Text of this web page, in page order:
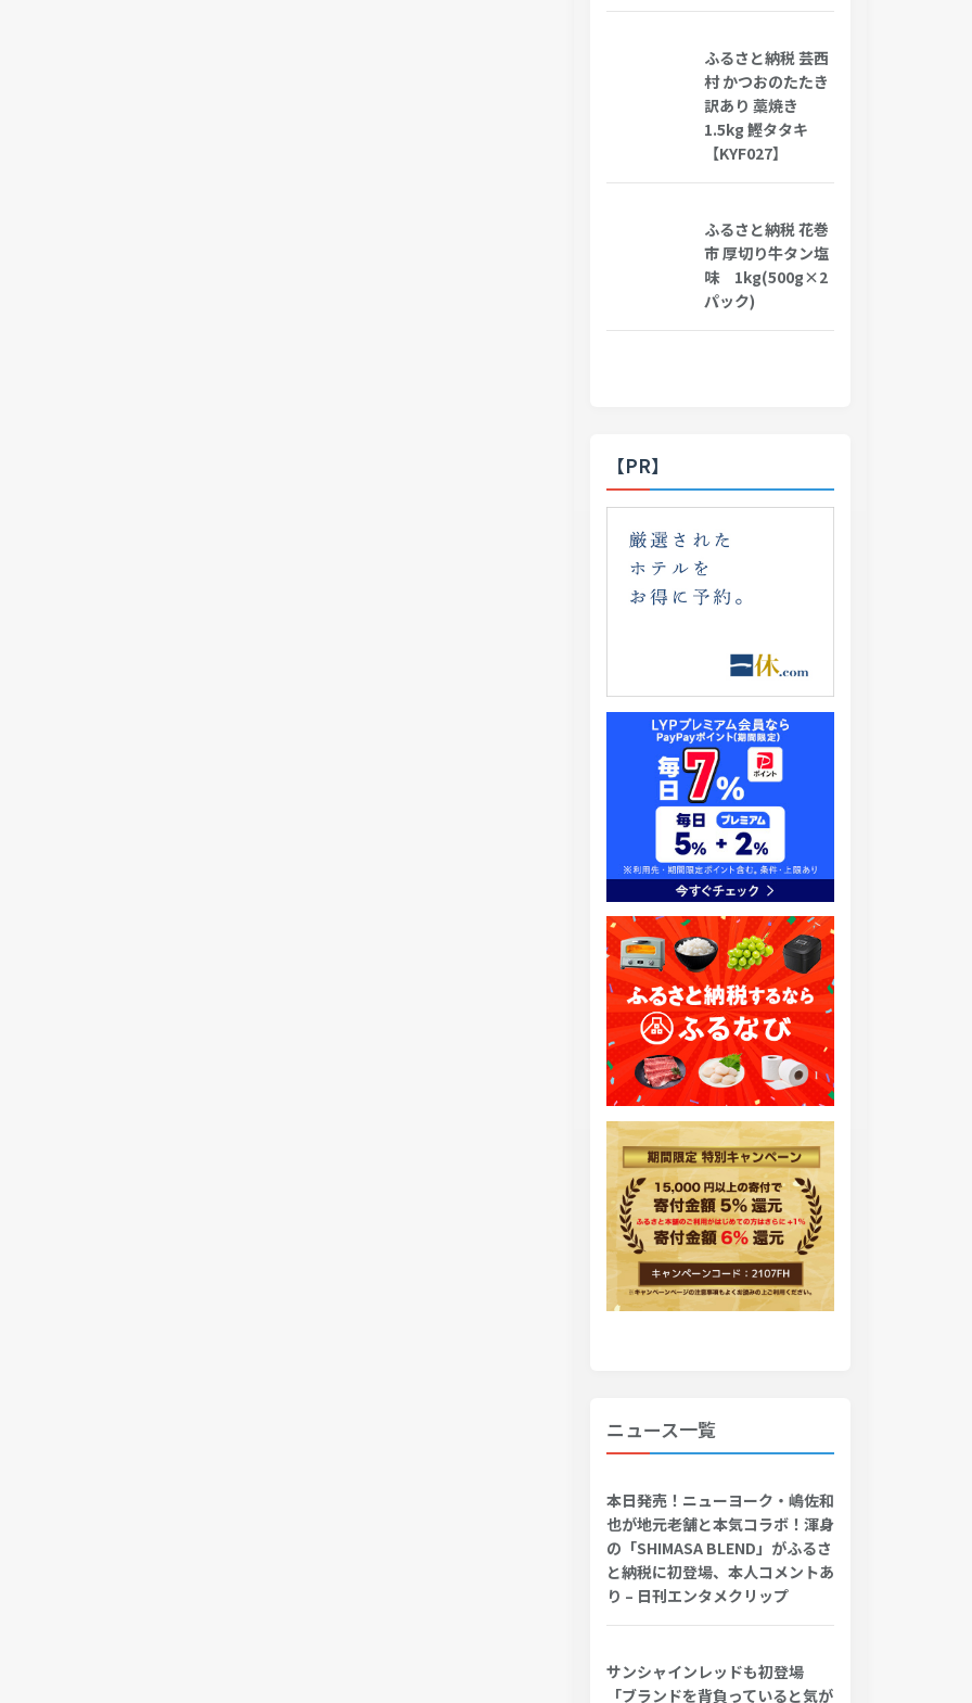
ふるさと納税 芸西
村 かつおのたたき
訳あり 藁焼き
1.5kg 鰹タタキ
【KYF027】
ふるさと納税 花巻
市 厚切り牛タン塩
味 1kg(500g×2
パック)
【PR】
ニュース一覧
本日発売！ニューヨーク・嶋佐和
也が地元老舗と本気コラボ！渾身
の「SHIMASA BLEND」がふるさ
と納税に初登場、本人コメントあ
り – 日刊エンタメクリップ
サンシャインレッドも初登場
「ブランドを背負っていると気が